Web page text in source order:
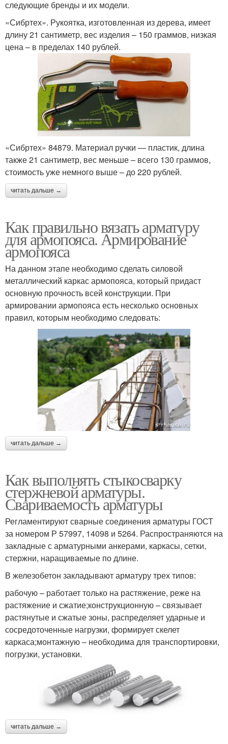
следующие бренды и их модели.
«Сибртех». Рукоятка, изготовленная из дерева, имеет
длину 21 сантиметр, вес изделия – 150 граммов, низкая
цена – в пределах 140 рублей.
«Сибртех» 84879. Материал ручки — пластик, длина
также 21 сантиметр, вес меньше – всего 130 граммов,
стоимость уже немного выше – до 220 рублей.
читать дальше →
Как правильно вязать арматуру
для армопояса. Армирование
армопояса
На данном этапе необходимо сделать силовой
металлический каркас армопояса, который придаст
основную прочность всей конструкции. При
армировании армопояса есть несколько основных
правил, которым необходимо следовать:
читать дальше →
Как выполнять стыкосварку
стержневой арматуры.
Свариваемость арматуры
Регламентируют сварные соединения арматуры ГОСТ
за номером Р 57997, 14098 и 5264. Распространяются на
закладные с арматурными анкерами, каркасы, сетки,
стержни, наращиваемые по длине.
В железобетон закладывают арматуру трех типов:
рабочую – работает только на растяжение, реже на
растяжение и сжатие;конструкционную – связывает
растянутые и сжатые зоны, распределяет ударные и
сосредоточенные нагрузки, формирует скелет
каркаса;монтажную – необходима для транспортировки,
погрузки, установки.
читать дальше →